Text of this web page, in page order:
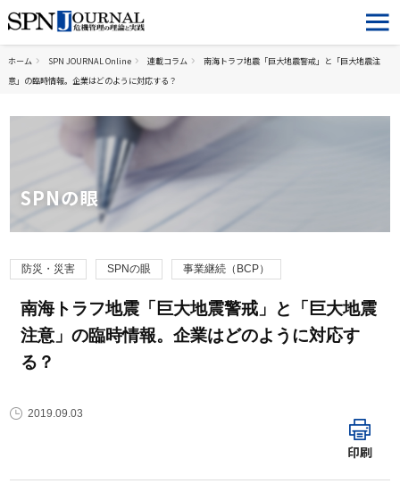
ホーム SPN JOURNAL Online 連載コラム
南海トラフ地震「巨大地震警戒」と「巨大地震注
意」の臨時情報。企業はどのように対応する？
SPNの眼
防災・災害 SPNの眼 事業継続（BCP）
南海トラフ地震「巨大地震警戒」と「巨大地震
注意」の臨時情報。企業はどのように対応す
る？
2019.09.03
印刷